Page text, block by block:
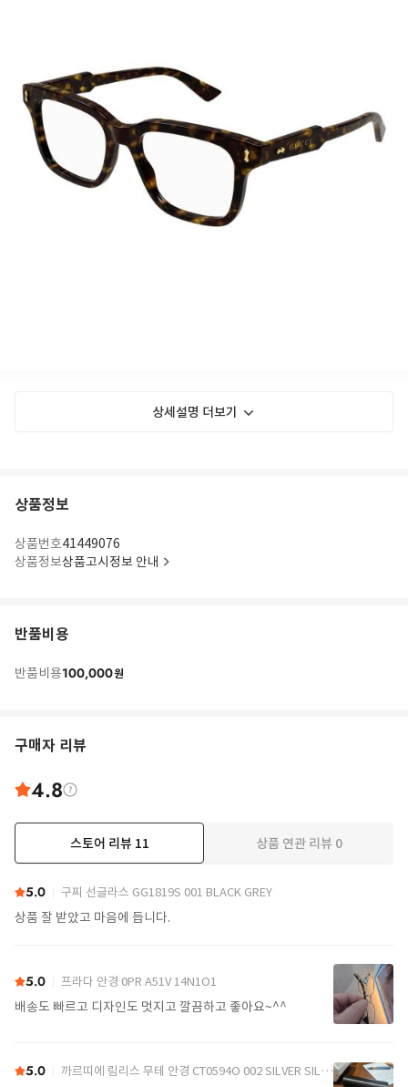
상세설명 더보기
상품정보
상품번호41449076
상품정보상품고시정보 안내
반품비용
반품비용100,000원
구매자 리뷰
4.8
스토어 리뷰 11 상품 연관 리뷰 0
5.0 구찌 선글라스 GG1819S 001 BLACK GREY
상품 잘 받았고 마음에 듭니다.
5.0 프라다 안경 0PR A51V 14N1O1
배송도 빠르고 디자인도 멋지고 깔끔하고 좋아요~^^
5.0 까르띠에 림리스 무테 안경 CT0594O 002 SILVER SILVER TRANSPARENT